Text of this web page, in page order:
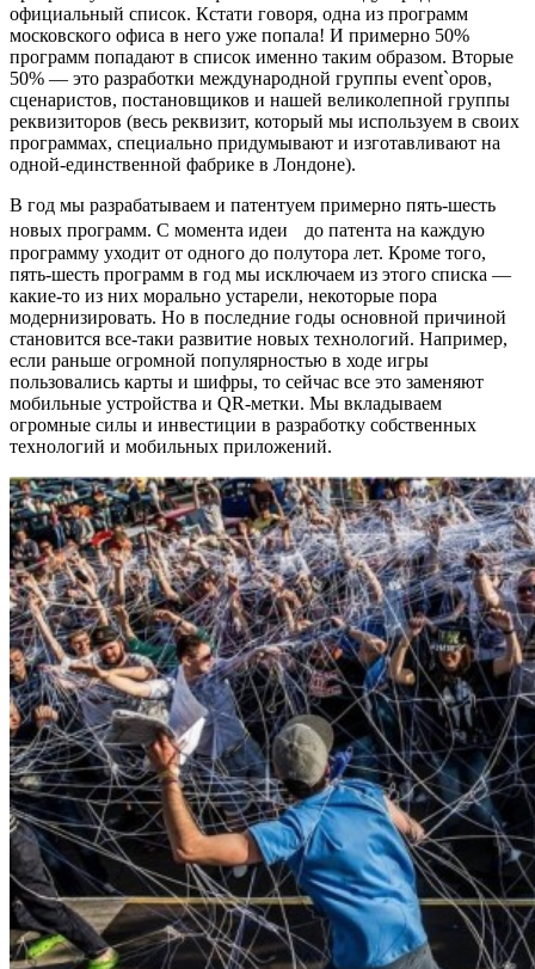
официальный список. Кстати говоря, одна из программ
московского офиса в него уже попала! И примерно 50%
программ попадают в список именно таким образом. Вторые
50% — это разработки международной группы event`оров,
сценаристов, постановщиков и нашей великолепной группы
реквизиторов (весь реквизит, который мы используем в своих
программах, специально придумывают и изготавливают на
одной-единственной фабрике в Лондоне).
В год мы разрабатываем и патентуем примерно пять-шесть
новых программ. С момента идеи до патента на каждую
программу уходит от одного до полутора лет. Кроме того,
пять-шесть программ в год мы исключаем из этого списка —
какие-то из них морально устарели, некоторые пора
модернизировать. Но в последние годы основной причиной
становится все-таки развитие новых технологий. Например,
если раньше огромной популярностью в ходе игры
пользовались карты и шифры, то сейчас все это заменяют
мобильные устройства и QR-метки. Мы вкладываем
огромные силы и инвестиции в разработку собственных
технологий и мобильных приложений.